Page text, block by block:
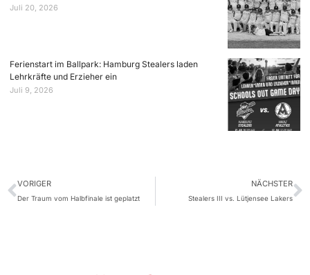
Juli 20, 2026
Ferienstart im Ballpark: Hamburg Stealers laden
Lehrkräfte und Erzieher ein
Juli 9, 2026
VORIGER
Der Traum vom Halbfinale ist geplatzt
NÄCHSTER
Stealers III vs. Lütjensee Lakers